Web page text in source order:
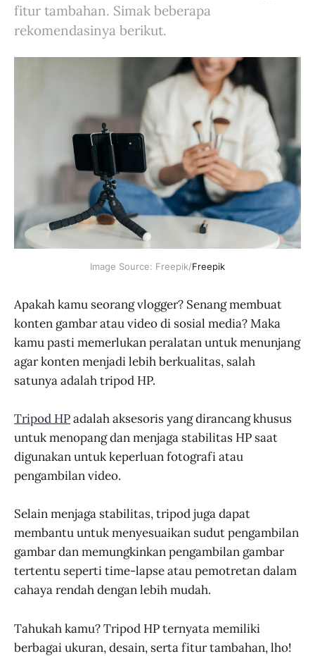
fitur tambahan. Simak beberapa
rekomendasinya berikut.
Image Source: Freepik/Freepik
Apakah kamu seorang vlogger? Senang membuat
konten gambar atau video di sosial media? Maka
kamu pasti memerlukan peralatan untuk menunjang
agar konten menjadi lebih berkualitas, salah
satunya adalah tripod HP.
Tripod HPadalah aksesoris yang dirancang khusus
untuk menopang dan menjaga stabilitas HP saat
digunakan untuk keperluan fotografi atau
pengambilan video.
Selain menjaga stabilitas, tripod juga dapat
membantu untuk menyesuaikan sudut pengambilan
gambar dan memungkinkan pengambilan gambar
tertentu seperti time-lapse atau pemotretan dalam
cahaya rendah dengan lebih mudah.
Tahukah kamu? Tripod HP ternyata memiliki
berbagai ukuran, desain, serta fitur tambahan, lho!